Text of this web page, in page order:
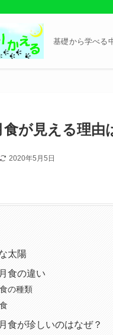
基礎から学べる
食が見える理由
2020年5月5日
太陽
食の違い
の種類
食が珍しいのはなぜ？